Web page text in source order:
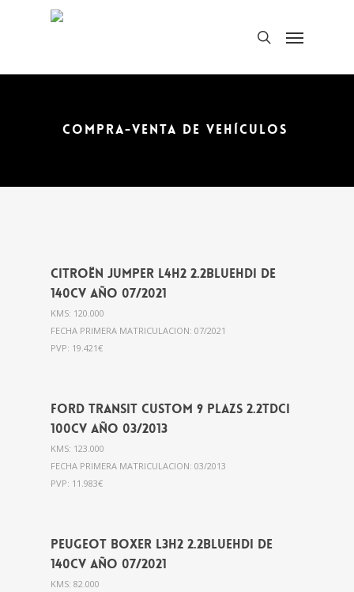
COMPRA-VENTA DE VEHÍCULOS
Citroën Jumper L4H2 2.2BlueHdi de
140cv año 07/2021
KMS: 120.000
FECHA PRIMERA MATRICULACION: 07/2021
PVP: 19.421€
Ford Transit Custom 9 plazs 2.2Tdci
100cv año 03/2013
KMS: 123.000
FECHA PRIMERA MATRICULACION: 03/2013
PVP: 11.983€
Peugeot Boxer L3H2 2.2BlueHdi de
140cv año 07/2021
KMS: 82.000